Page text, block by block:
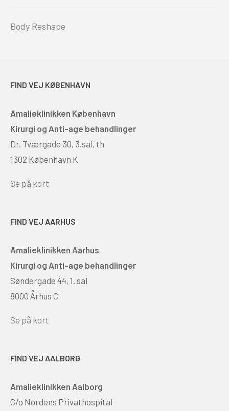
Body Reshape
FIND VEJ KØBENHAVN
Amalieklinikken København
Kirurgi og Anti-age behandlinger
Dr. Tværgade 30, 3.sal, th
1302 København K
Se på kort
FIND VEJ AARHUS
Amalieklinikken Aarhus
Kirurgi og Anti-age behandlinger
Søndergade 44, 1. sal
8000 Århus C
Se på kort
FIND VEJ AALBORG
Amalieklinikken Aalborg
C/o Nordens Privathospital